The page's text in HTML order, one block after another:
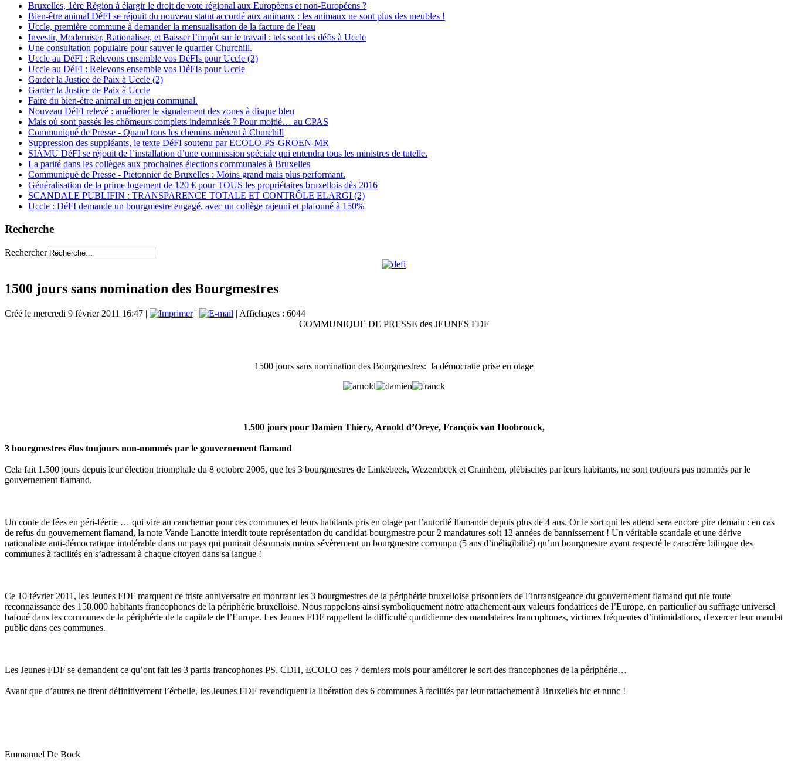
Bruxelles, 1ère Région à élargir le droit de vote régional aux Européens et non-Européens ?
Bien-être animal DéFI se réjouit du nouveau statut accordé aux animaux : les animaux ne sont plus des meubles !
Uccle, première commune à demander la mensualisation de la facture de l’eau
Investir, Moderniser, Rationaliser, et Baisser l’impôt sur le travail : tels sont les défis à Uccle
Une consultation populaire pour sauver le quartier Churchill.
Uccle au DéFI : Relevons ensemble vos DéFIs pour Uccle (2)
Uccle au DéFI : Relevons ensemble vos DéFIs pour Uccle
Garder la Justice de Paix à Uccle (2)
Garder la Justice de Paix à Uccle
Faire du bien-être animal un enjeu communal.
Nouveau DéFI relevé : améliorer le signalement des zones à disque bleu
Mais où sont passés les chômeurs complets indemnisés ? Pour moitié… au CPAS
Communiqué de Presse - Quand tous les chemins mènent à Churchill
Suppression des suppléants, le texte DéFI soutenu par ECOLO-PS-GROEN-MR
SIAMU DéFI se réjouit de l’installation d’une commission spéciale qui entendra tous les ministres de tutelle.
La parité dans les collèges aux prochaines élections communales à Bruxelles
Communiqué de Presse - Pietonnier de Bruxelles : Moins grand mais plus performant.
Généralisation de la prime logement de 120 € pour TOUS les propriétaires bruxellois dès 2016
SCANDALE PUBLIFIN : TRANSPARENCE TOTALE ET CONTRÔLE ELARGI (2)
Uccle : DéFI demande un bourgmestre engagé, avec un collège rajeuni et plafonné à 150%
Recherche
Rechercher
1500 jours sans nomination des Bourgmestres
Créé le mercredi 9 février 2011 16:47 | |
| Affichages : 6044
COMMUNIQUE DE PRESSE des JEUNES FDF
1500 jours sans nomination des Bourgmestres: la démocratie prise en otage
1.500 jours pour Damien Thiéry, Arnold d’Oreye, François van Hoobrouck,
3 bourgmestres élus toujours non-nommés par le gouvernement flamand
Cela fait 1.500 jours depuis leur élection triomphale du 8 octobre 2006, que les 3 bourgmestres de Linkebeek, Wezembeek et Crainhem, plébiscités par leurs habitants, ne sont toujours pas nommés par le
gouvernement flamand.
Un conte de fées en péri-féerie … qui vire au cauchemar pour ces communes et leurs habitants pris en otage par l’autorité flamande depuis plus de 4 ans. Or le sort qui les attend sera encore pire demain : en cas
de refus du gouvernement flamand, la note Vande Lanotte interdit toute représentation du candidat-bourgmestre pour 2 mandatures soit 12 années de bannissement ! Un véritable scandale et une dérive
nationaliste anti-démocratique intolérable dans un pays qui punirait désormais moins sévèrement un bourgmestre corrompu (5 ans d’inéligibilité) qu’un bourgmestre ayant respecté le caractère bilingue des
communes à facilités en s’adressant à chaque citoyen dans sa langue !
Ce 10 février 2011, les Jeunes FDF marquent ce triste anniversaire en montrant les 3 bourgmestres de la périphérie bruxelloise prisonniers de l’intransigeance du gouvernement flamand qui nie toute
reconnaissance des 150.000 habitants francophones de la périphérie bruxelloise. Nous rappelons ainsi symboliquement notre attachement aux valeurs fondatrices de l’Europe, en particulier au suffrage universel
bafoué dans les communes de la périphérie de la capitale de l’Europe. Les Jeunes FDF rappellent la difficulté quotidienne des mandataires francophones, victimes fréquentes d’intimidations, d'exercer leur mandat
public dans ces communes.
Les Jeunes FDF se demandent ce qu’ont fait les 3 partis francophones PS, CDH, ECOLO ces 7 derniers mois pour améliorer le sort des francophones de la périphérie…
Avant que d’autres ne tirent définitivement l’échelle, les Jeunes FDF revendiquent la libération des 6 communes à facilités par leur rattachement à Bruxelles hic et nunc !
Emmanuel De Bock